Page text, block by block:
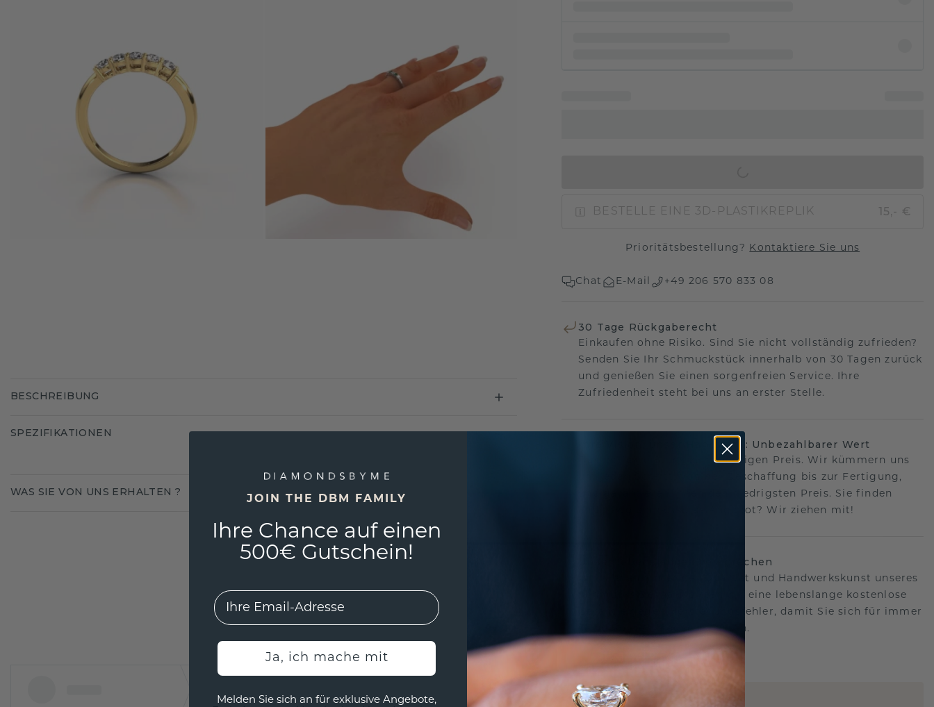
BESTELLE EINE 3D-PLASTIKREPLIK 15,- €
Prioritätsbestellung? Kontaktiere Sie uns
Chat E-Mail +49 206 570 833 08
30 Tage Rückgaberecht
Einkaufen ohne Risiko. Sind Sie nicht vollständig zufrieden?
Senden Sie Ihr Schmuckstück innerhalb von 30 Tagen zurück
und genießen Sie einen sorgenfreien Service. Ihre
Zufriedenheit steht bei uns an erster Stelle.
Ihre Vision, unser Handwerk: Unbezahlbarer Wert
Das perfekte Stück zum richtigen Preis. Wir kümmern uns
um jeden Schritt, von der Beschaffung bis zur Fertigung,
und garantieren Ihnen den niedrigsten Preis. Sie finden
anderswo ein besseres Angebot? Wir ziehen mit!
Unser lebenslanges Versprechen
Wir stehen hinter der Qualität und Handwerkskunst unseres
Schmucks.Deshalb bieten wir eine lebenslange kostenlose
Garantie gegen Herstellungsfehler, damit Sie sich für immer
keine Sorgen machen müssen.
BESCHREIBUNG
SPEZIFIKATIONEN
WAS SIE VON UNS ERHALTEN ?
JOIN THE DBM FAMILY
Ihre Chance auf einen
500€ Gutschein!
EMail
Ja, ich mache mit
Melden Sie sich an für exklusive Angebote,